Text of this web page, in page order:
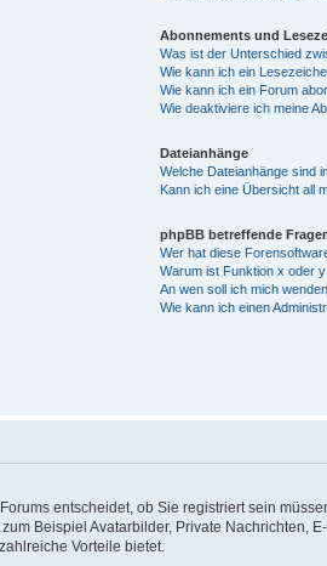
Abonnements und
Was ist der Unterschied
Wie kann ich ein
Wie kann ich ein Forum
Wie deaktiviere ich meine
Dateianhänge
Welche Dateianhänge sind
Kann ich eine Übersicht all
phpBB betreffende
Wer hat diese
Warum ist Funktion x oder
An wen soll ich mich
Wie kann ich einen
entscheidet, ob Sie registriert sein
Beispiel Avatarbilder, Private Nachrichten,
Vorteile bietet.